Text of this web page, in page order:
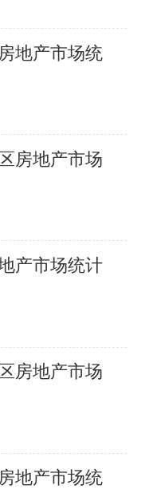
地产市场统
房地产市场
产市场统计
房地产市场
地产市场统